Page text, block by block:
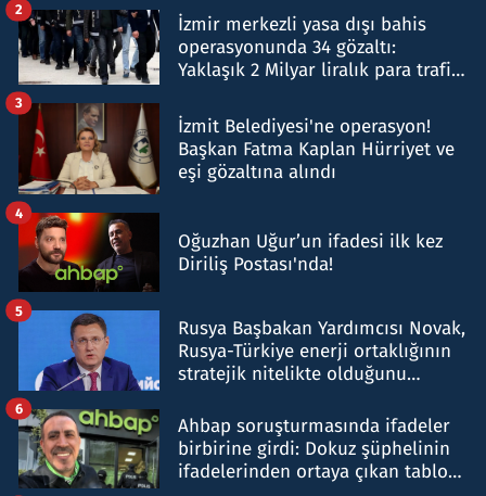
İzmir merkezli yasa dışı bahis
operasyonunda 34 gözaltı:
Yaklaşık 2 Milyar liralık para trafiği
2
İzmit Belediyesi'ne operasyon!
Başkan Fatma Kaplan Hürriyet ve
eşi gözaltına alındı
3
Oğuzhan Uğur’un ifadesi ilk kez
Diriliş Postası'nda!
4
Rusya Başbakan Yardımcısı Novak,
Rusya-Türkiye enerji ortaklığının
stratejik nitelikte olduğunu
5
Ahbap soruşturmasında ifadeler
birbirine girdi: Dokuz şüphelinin
ifadelerinden ortaya çıkan tablo
6